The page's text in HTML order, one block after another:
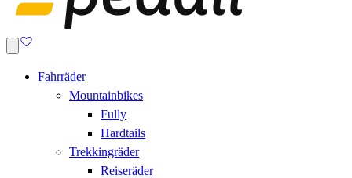
Fahrräder
Mountainbikes
Fully
Hardtails
Trekkingräder
Reiseräder